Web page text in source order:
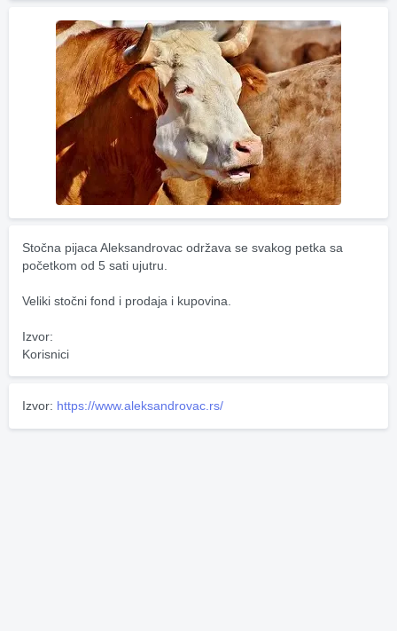
Stočna pijaca Aleksandrovac održava se svakog petka sa
početkom od 5 sati ujutru.
Veliki stočni fond i prodaja i kupovina.
Izvor:
Korisnici
Izvor: https://www.aleksandrovac.rs/